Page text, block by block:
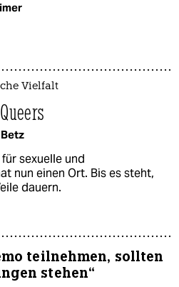
Vielfalt
sexuelle und
nun einen Ort. Bis es steht,
dauern.
teilnehmen, sollten
stehen“